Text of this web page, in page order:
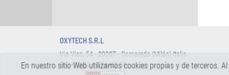
OXYTECH S.R.L
Via Vico, 54 - 20007 - Cornaredo (Milán) Italia
Tel. +39 02.93.56.32.58
En nuestro sitio Web utilizamos cookies propias y de terceros.